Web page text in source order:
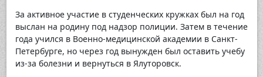
За активное участие в студенческих кружках был на год
выслан на родину под надзор полиции. Затем в течение
года учился в Военно-медицинской академии в Санкт-
Петербурге, но через год вынужден был оставить учебу
из-за болезни и вернуться в Ялуторовск.